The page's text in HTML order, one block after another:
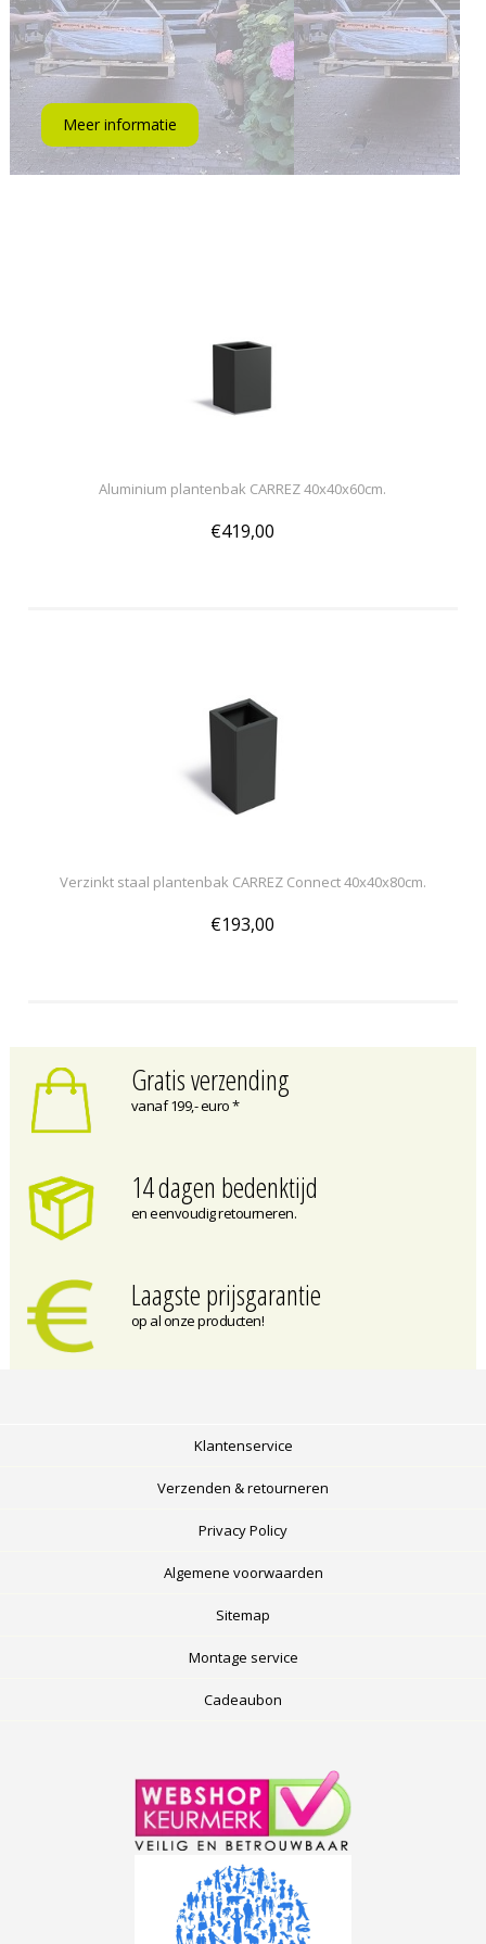
Meer informatie
Aluminium plantenbak CARREZ 40x40x60cm.
€419,00
Verzinkt staal plantenbak CARREZ Connect 40x40x80cm.
€193,00
Gratis verzending
vanaf 199,- euro *
14 dagen bedenktijd
en eenvoudig retourneren.
Laagste prijsgarantie
op al onze producten!
Klantenservice
Verzenden & retourneren
Privacy Policy
Algemene voorwaarden
Sitemap
Montage service
Cadeaubon